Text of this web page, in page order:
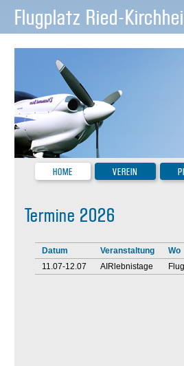
Flugplatz Ried-
HOME VEREIN
Termine 2026
Datum Veranstaltung Wo
11.07-12.07
AIRlebnistage